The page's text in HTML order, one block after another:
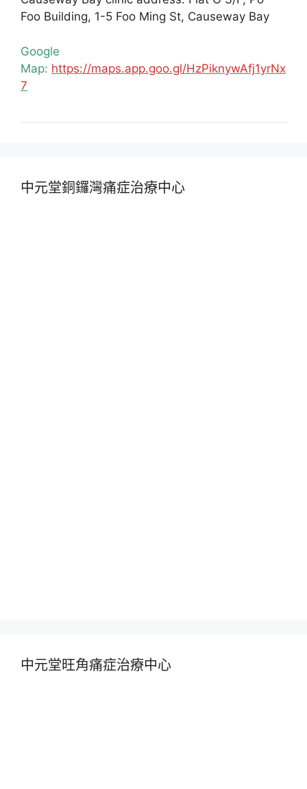
Foo Building, 1-5 Foo Ming St, Causeway Bay
Google
Map: https://maps.app.goo.gl/HzPiknywAfj1yrNx
7
中元堂銅鑼灣痛症治療中心
中元堂旺角痛症治療中心